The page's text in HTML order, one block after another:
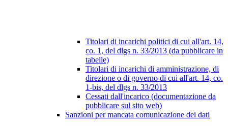
Titolari di incarichi politici di cui all'art. 14,
co. 1, del dlgs n. 33/2013 (da pubblicare in
tabelle)
Titolari di incarichi di amministrazione, di
direzione o di governo di cui all'art. 14, co.
1-bis, del dlgs n. 33/2013
Cessati dall'incarico (documentazione da
pubblicare sul sito web)
Sanzioni per mancata comunicazione dei dati